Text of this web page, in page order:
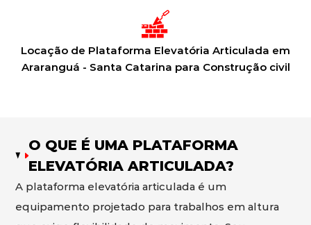
Locação de Plataforma Elevatória Articulada em
Araranguá - Santa Catarina para Construção civil
O QUE É UMA PLATAFORMA
ELEVATÓRIA ARTICULADA?
A plataforma elevatória articulada é um
equipamento projetado para trabalhos em altura